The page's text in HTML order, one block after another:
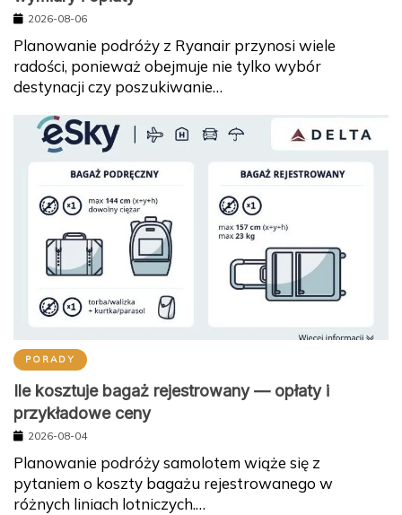
2026-08-06
Planowanie podróży z Ryanair przynosi wiele
radości, ponieważ obejmuje nie tylko wybór
destynacji czy poszukiwanie…
PORADY
Ile kosztuje bagaż rejestrowany — opłaty i
przykładowe ceny
2026-08-04
Planowanie podróży samolotem wiąże się z
pytaniem o koszty bagażu rejestrowanego w
różnych liniach lotniczych.…